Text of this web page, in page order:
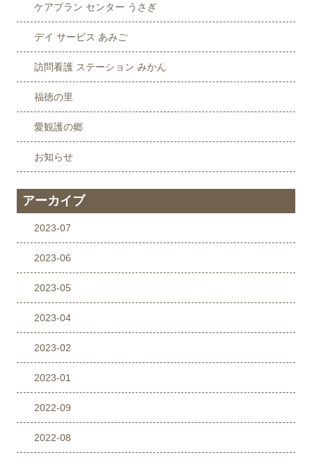
ケアプラン センター うさぎ
デイ サービス あみご
訪問看護 ステーション みかん
福徳の里
愛観護の郷
お知らせ
アーカイブ
2023-07
2023-06
2023-05
2023-04
2023-02
2023-01
2022-09
2022-08